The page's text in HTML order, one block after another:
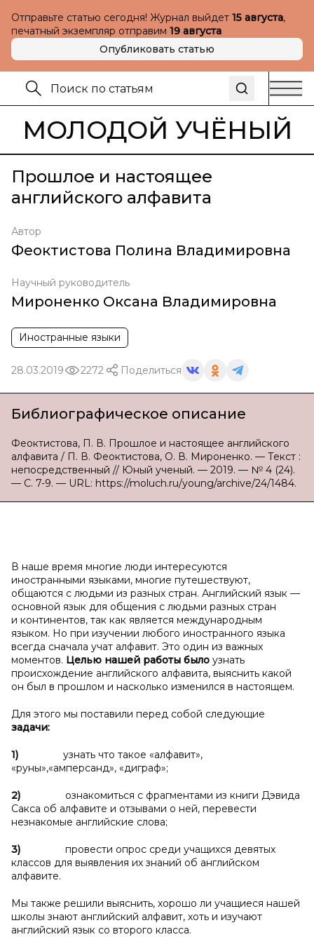
Отправьте статью сегодня! Журнал выйдет 15 августа,
печатный экземпляр отправим 19 августа
Опубликовать статью
МОЛОДОЙ УЧЁНЫЙ
Прошлое и настоящее
английского алфавита
Автор
Феоктистова Полина Владимировна
Научный руководитель
Мироненко Оксана Владимировна
Иностранные языки
28.03.2019 2272 Поделиться
Библиографическое описание
Феоктистова, П. В. Прошлое и настоящее английского
алфавита / П. В. Феоктистова, О. В. Мироненко. — Текст :
непосредственный // Юный ученый. — 2019. — № 4 (24).
— С. 7-9. — URL: https://moluch.ru/young/archive/24/1484.
В наше время многие люди интересуются
иностранными языками, многие путешествуют,
общаются с людьми из разных стран. Английский язык —
основной язык для общения с людьми разных стран
и континентов, так как является международным
языком. Но при изучении любого иностранного языка
всегда сначала учат алфавит. Это один из важных
моментов. Целью нашей работы было узнать
происхождение английского алфавита, выяснить какой
он был в прошлом и насколько изменился в настоящем.
Для этого мы поставили перед собой следующие
задачи:
1) узнать что такое «алфавит»,
«руны»,«амперсанд», «диграф»;
2) ознакомиться с фрагментами из книги Дэвида
Сакса об алфавите и отзывами о ней, перевести
незнакомые английские слова;
3) провести опрос среди учащихся девятых
классов для выявления их знаний об английском
алфавите.
Мы также решили выяснить, хорошо ли учащиеся нашей
школы знают английский алфавит, хоть и изучают
английский язык со второго класса.